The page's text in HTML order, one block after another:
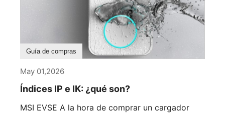
Guía de compras
May 01,2026
Índices IP e IK: ¿qué son?
MSI EVSE A la hora de comprar un cargador